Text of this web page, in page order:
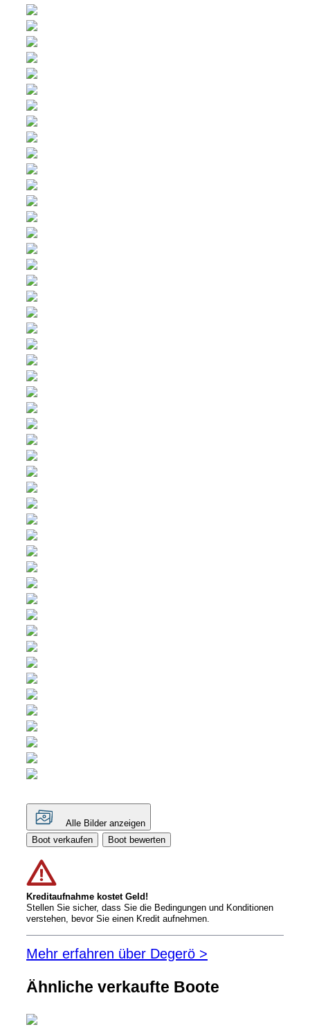
Alle Bilder anzeigen
Boot verkaufen
Boot bewerten
Kreditaufnahme kostet Geld!
Stellen Sie sicher, dass Sie die Bedingungen und Konditionen
verstehen, bevor Sie einen Kredit aufnehmen.
Mehr erfahren über Degerö >
Ähnliche verkaufte Boote